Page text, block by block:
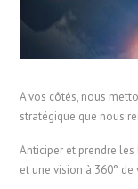
A vos côtés, nous
stratégique que nous
Anticiper et prendre
et une vision à 360°